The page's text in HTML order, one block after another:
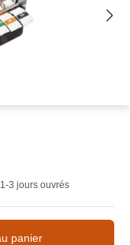
3 jours ouvrés
panier